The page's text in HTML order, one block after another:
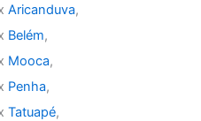
Aricanduva,
Belém,
Mooca,
Penha,
Tatuapé,